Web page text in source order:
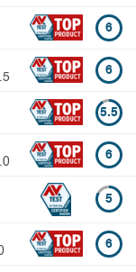
6
6
5.5
6
5
6